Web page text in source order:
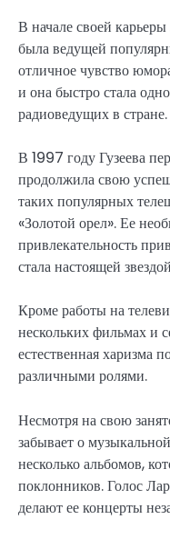
В начале своей
была ведущей
отличное чувство
и она быстро стала
радиоведущих в стране.
В 1997 году Гузеева
продолжила свою
таких популярных
«Золотой орел». Ее
привлекательность
стала настоящей
Кроме работы на
нескольких фильмах и
естественная харизма
различными ролями.
Несмотря на свою
забывает о
несколько альбомов,
поклонников. Голос
делают ее концерты